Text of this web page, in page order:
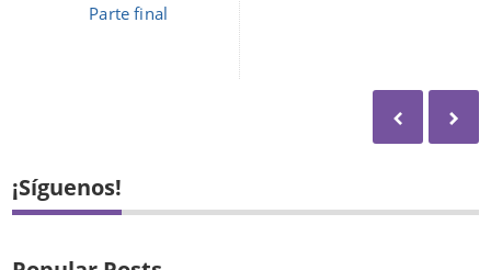
Parte final
¡Síguenos!